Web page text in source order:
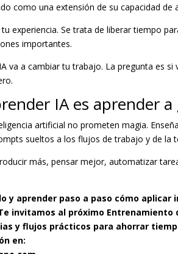
como una extensión de su capacidad de
experiencia. Se trata de liberar tiempo
importantes.
va a cambiar tu trabajo. La pregunta es
IA es aprender
artificial no prometen magia.
sueltos a los flujos de trabajo y de la
más, pensar mejor, automatizar
y aprender paso a paso cómo
invitamos al próximo
y flujos prácticos para ahorrar
en: